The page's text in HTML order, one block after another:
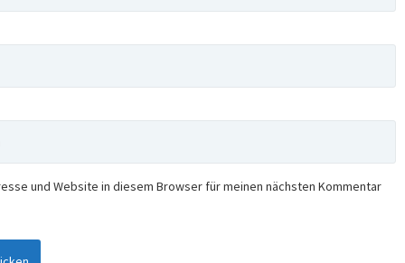
und Website in diesem Browser für meinen nächsten Kommentar